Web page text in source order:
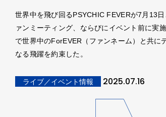
世界中を飛び回るPSYCHIC FEVERが7月13
ァンミーティング、ならびにイベント前に実
で世界中のForEVER（ファンネーム）と共に
なる飛躍を約束した。
ライブ／イベント情報 2025.07.16